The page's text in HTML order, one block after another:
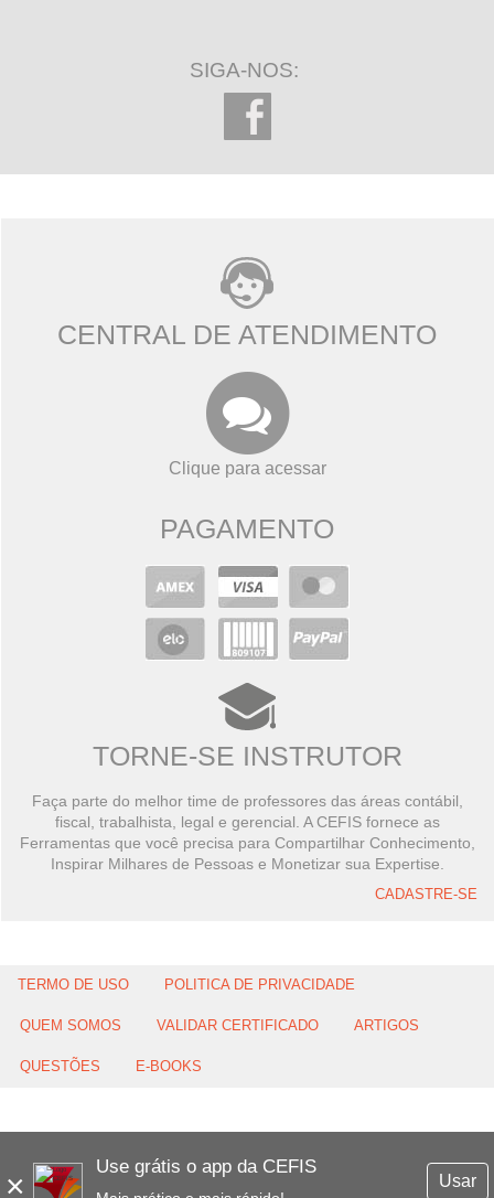
×
Use grátis o app da CEFIS
Usar
SIGA-NOS:
CENTRAL DE ATENDIMENTO
Clique para acessar
PAGAMENTO
TORNE-SE INSTRUTOR
Faça parte do melhor time de professores das áreas contábil,
fiscal, trabalhista, legal e gerencial. A CEFIS fornece as
Ferramentas que você precisa para Compartilhar Conhecimento,
Inspirar Milhares de Pessoas e Monetizar sua Expertise.
CADASTRE-SE
TERMO DE USO POLITICA DE PRIVACIDADE
QUEM SOMOS VALIDAR CERTIFICADO ARTIGOS
QUESTÕES E-BOOKS